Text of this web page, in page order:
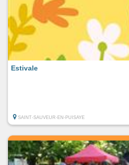
Estivale
SAINT-SAUVEUR-EN-PUISAYE